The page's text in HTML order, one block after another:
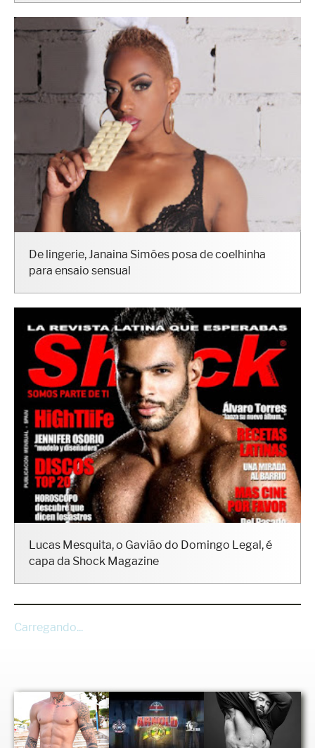
De lingerie, Janaina Simões posa de coelhinha
para ensaio sensual
Lucas Mesquita, o Gavião do Domingo Legal, é
capa da Shock Magazine
Carregando...